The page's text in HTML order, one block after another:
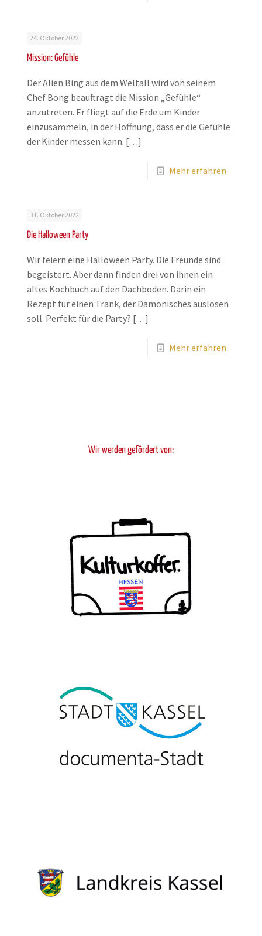
24. Oktober 2022
Mission: Gefühle
Der Alien Bing aus dem Weltall wird von seinem
Chef Bong beauftragt die Mission „Gefühle“
anzutreten. Er fliegt auf die Erde um Kinder
einzusammeln, in der Hoffnung, dass er die Gefühle
der Kinder messen kann. […]
Mehr erfahren
31. Oktober 2022
Die Halloween Party
Wir feiern eine Halloween Party. Die Freunde sind
begeistert. Aber dann finden drei von ihnen ein
altes Kochbuch auf den Dachboden. Darin ein
Rezept für einen Trank, der Dämonisches auslösen
soll. Perfekt für die Party? […]
Mehr erfahren
Wir werden gefördert von: